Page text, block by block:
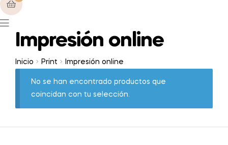
Impresión online
Inicio Print Impresión online
No se han encontrado productos que
coincidan con tu selección.